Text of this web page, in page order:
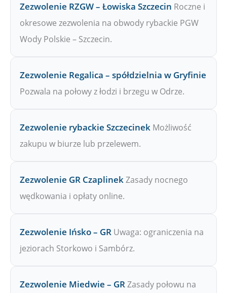
Zezwolenie RZGW – Łowiska Szczecin Roczne i
okresowe zezwolenia na obwody rybackie PGW
Wody Polskie – Szczecin.
Zezwolenie Regalica – spółdzielnia w Gryfinie
Pozwala na połowy z łodzi i brzegu w Odrze.
Zezwolenie rybackie Szczecinek Możliwość
zakupu w biurze lub przelewem.
Zezwolenie GR CzaplinekZasady nocnego
wędkowania i opłaty online.
Zezwolenie Ińsko – GR Uwaga: ograniczenia na
jeziorach Storkowo i Sambórz.
Zezwolenie Miedwie – GRZasady połowu na